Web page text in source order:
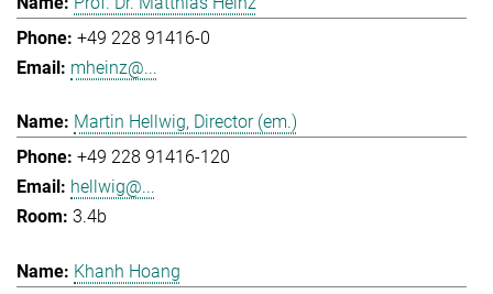
+49 228 91416-0
mheinz@...
Martin Hellwig, Director (em.)
+49 228 91416-120
hellwig@...
3.4b
Khanh Hoang